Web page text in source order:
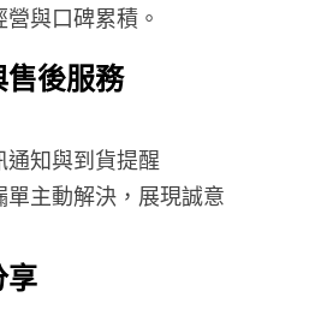
與口碑累積。
售後服務
通知與到貨提醒
單主動解決，展現誠意
享